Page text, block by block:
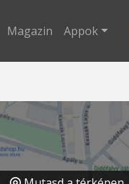
Magazin Appok